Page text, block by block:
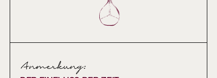
Anmerkung: